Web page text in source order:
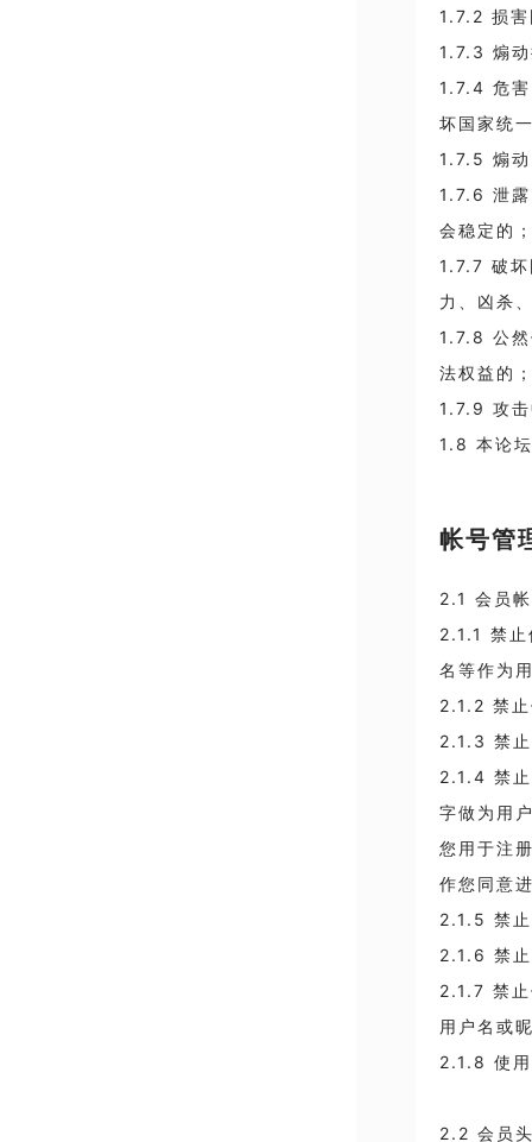
1.7.2 损害
1.7.3 煽动
1.7.4 危害
坏国家统
1.7.5 煽动
1.7.6 泄露
会稳定的
1.7.7 破坏
力、凶杀
1.7.8 公然
法权益的
1.7.9 攻击
1.8 本论
帐号管
2.1 会员
2.1.1 禁止
名等作为
2.1.2 禁止
2.1.3 禁止
2.1.4 禁止
字做为用
您用于注
作您同意
2.1.5 禁
2.1.6 禁
2.1.7 禁止
用户名或
2.1.8 使
2.2 会员